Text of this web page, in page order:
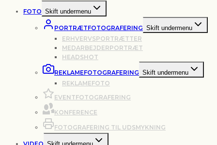
FOTO Skift undermenu
PORTRÆTFOTOGRAFERING Skift undermenu
ERHVERVSPORTRÆTTER
MEDARBEJDERPORTRÆT
HEADSHOT
REKLAMEFOTOGRAFERING Skift undermenu
REKLAMEFOTO
EVENTFOTOGRAFERING
KONFERENCE
FOTOGRAFERING TIL UDSMYKNING